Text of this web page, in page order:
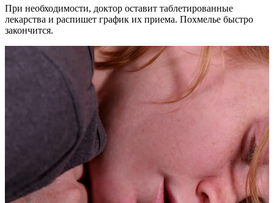
При необходимости, доктор оставит таблетированные
лекарства и распишет график их приема. Похмелье быстро
закончится.